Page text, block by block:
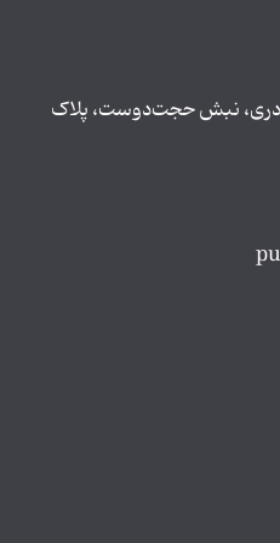
نادری، نبش حجت‌دوست، پلاک